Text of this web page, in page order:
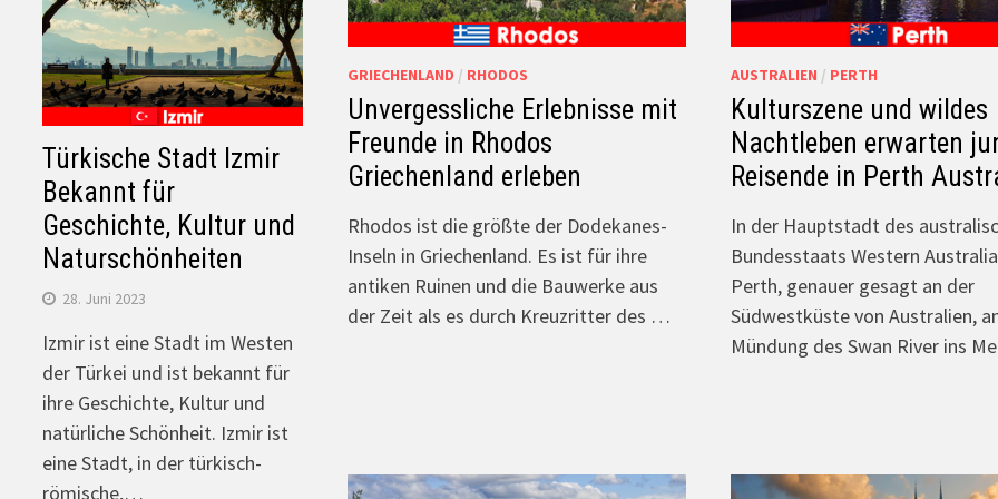
GRIECHENLAND / RHODOS
Unvergessliche Erlebnisse mit
Freunde in Rhodos
Griechenland erleben
Rhodos ist die größte der Dodekanes-
Inseln in Griechenland. Es ist für ihre
antiken Ruinen und die Bauwerke aus
der Zeit als es durch Kreuzritter des …
AUSTRALIEN / PERTH
Kulturszene und wildes
Nachtleben erwarten
Reisende in Perth
In der Hauptstadt des
Bundesstaats Western
Perth, genauer gesagt an der
Südwestküste von Australien,
Mündung des Swan River ins
Türkische Stadt Izmir
Bekannt für
Geschichte, Kultur und
Naturschönheiten
28. Juni 2023
Izmir ist eine Stadt im Westen
der Türkei und ist bekannt für
ihre Geschichte, Kultur und
natürliche Schönheit. Izmir ist
eine Stadt, in der türkisch-
römische,…